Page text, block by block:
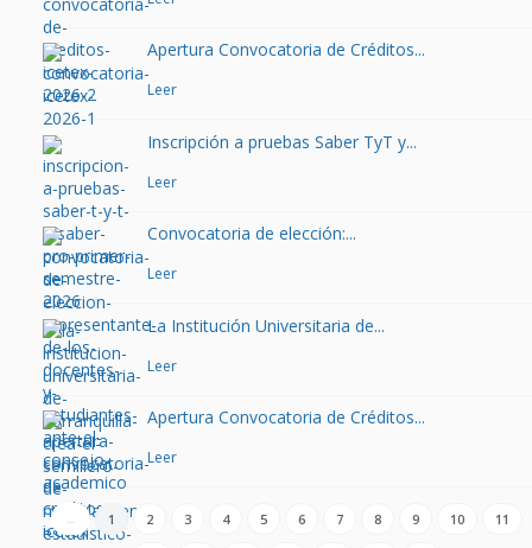
Apertura Convocatoria de Créditos...
Leer
Inscripción a pruebas Saber TyT y...
Leer
Convocatoria de elección:...
Leer
La Institución Universitaria de...
Leer
Apertura Convocatoria de Créditos...
Leer
← 1 2 3 4 5 6 7 8 9 10 11